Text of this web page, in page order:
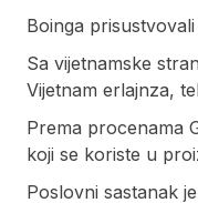
Boinga
Sa vijetnamske
Vijetnam erlajnza,
Prema procenama
koji se koriste u
Poslovni sastanak